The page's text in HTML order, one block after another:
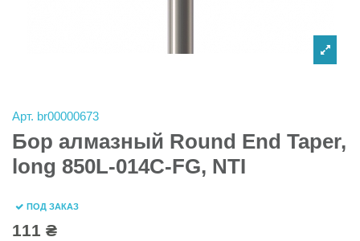
Арт. br00000673
Бор алмазный Round End Taper,
long 850L-014C-FG, NTI
ПОД ЗАКАЗ
111 ₴